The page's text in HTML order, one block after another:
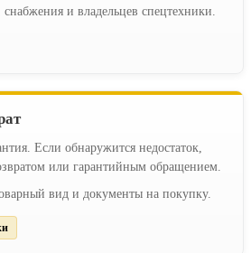
и владельцев спецтехники.
Если обнаружится недостаток,
или гарантийным обращением.
вид и документы на покупку.